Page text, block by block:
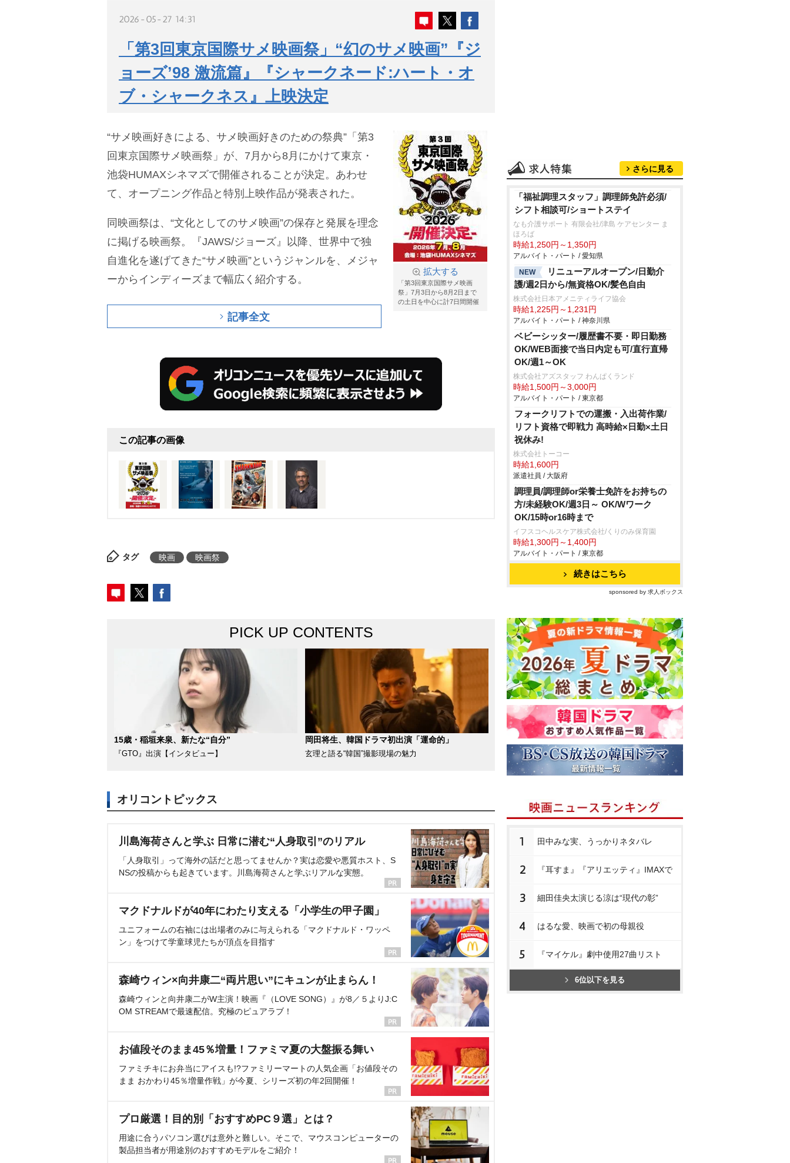
2026-05-27 14:31
「第3回東京国際サメ映画祭」“幻のサメ映画”『ジ
ョーズ’98 激流篇』『シャークネード:ハート・オ
ブ・シャークネス』上映決定
拡大する
「第3回東京国際サメ映画
祭」7月3日から8月2日まで
の土日を中心に計7日間開催
“サメ映画好きによる、サメ映画好きのための祭典”「第3
回東京国際サメ映画祭」が、7月から8月にかけて東京・
池袋HUMAXシネマズで開催されることが決定。あわせ
て、オープニング作品と特別上映作品が発表された。
同映画祭は、“文化としてのサメ映画”の保存と発展を理念
に掲げる映画祭。『JAWS/ジョーズ』以降、世界中で独
自進化を遂げてきた“サメ映画”というジャンルを、メジャ
ーからインディーズまで幅広く紹介する。
記事全文
この記事の画像
タグ 映画 映画祭
PICK UP CONTENTS
15歳・稲垣来泉、新たな“自分”
『GTO』出演【インタビュー】
岡田将生、韓国ドラマ初出演「運命的」
玄理と語る“韓国”撮影現場の魅力
オリコントピックス
川島海荷さんと学ぶ 日常に潜む“人身取引”のリアル
「人身取引」って海外の話だと思ってませんか？実は恋愛や悪質ホスト、S
NSの投稿からも起きています。川島海荷さんと学ぶリアルな実態。
マクドナルドが40年にわたり支える「小学生の甲子園」
ユニフォームの右袖には出場者のみに与えられる「マクドナルド・ワッペ
ン」をつけて学童球児たちが頂点を目指す
森崎ウィン×向井康二“両片思い”にキュンが止まらん！
森崎ウィンと向井康二がW主演！映画『（LOVE SONG）』が8／５よりJ:C
OM STREAMで最速配信。究極のピュアラブ！
お値段そのまま45％増量！ファミマ夏の大盤振る舞い
ファミチキにお弁当にアイスも!?ファミリーマートの人気企画「お値段その
まま おかわり45％増量作戦」が今夏、シリーズ初の年2回開催！
プロ厳選！目的別「おすすめPC９選」とは？
用途に合うパソコン選びは意外と難しい。そこで、マウスコンピューターの
製品担当者が用途別のおすすめモデルをご紹介！
さらに見る
「福祉調理スタッフ」調理師免許必須/
シフト相談可/ショートステイ
なも介護サポート 有限会社/津島 ケアセンター ま
ほろば
時給1,250円～1,350円
アルバイト・パート / 愛知県
NEW
リニューアルオープン/日勤介
護/週2日から/無資格OK/髪色自由
株式会社日本アメニティライフ協会
時給1,225円～1,231円
アルバイト・パート / 神奈川県
ベビーシッター/履歴書不要・即日勤務
OK/WEB面接で当日内定も可/直行直帰
OK/週1～OK
株式会社アズスタッフ わんぱくランド
時給1,500円～3,000円
アルバイト・パート / 東京都
フォークリフトでの運搬・入出荷作業/
リフト資格で即戦力 高時給×日勤×土日
祝休み!
株式会社トーコー
時給1,600円
派遣社員 / 大阪府
調理員/調理師or栄養士免許をお持ちの
方/未経験OK/週3日～ OK/Wワーク
OK/15時or16時まで
イフスコヘルスケア株式会社/くりのみ保育園
時給1,300円～1,400円
アルバイト・パート / 東京都
続きはこちら
sponsored by 求人ボックス
1 田中みな実、うっかりネタバレ
2 『耳すま』『アリエッティ』IMAXで
3 細田佳央太演じる涼は“現代の彰”
4 はるな愛、映画で初の母親役
5 『マイケル』劇中使用27曲リスト
6位以下を見る